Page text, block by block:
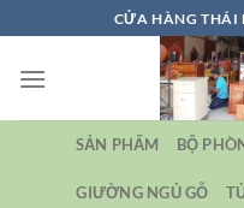
qua
nội
CỬA HÀNG THÁI
SẢN PHẨM BỘ
GIƯỜNG NGỦ GỖ